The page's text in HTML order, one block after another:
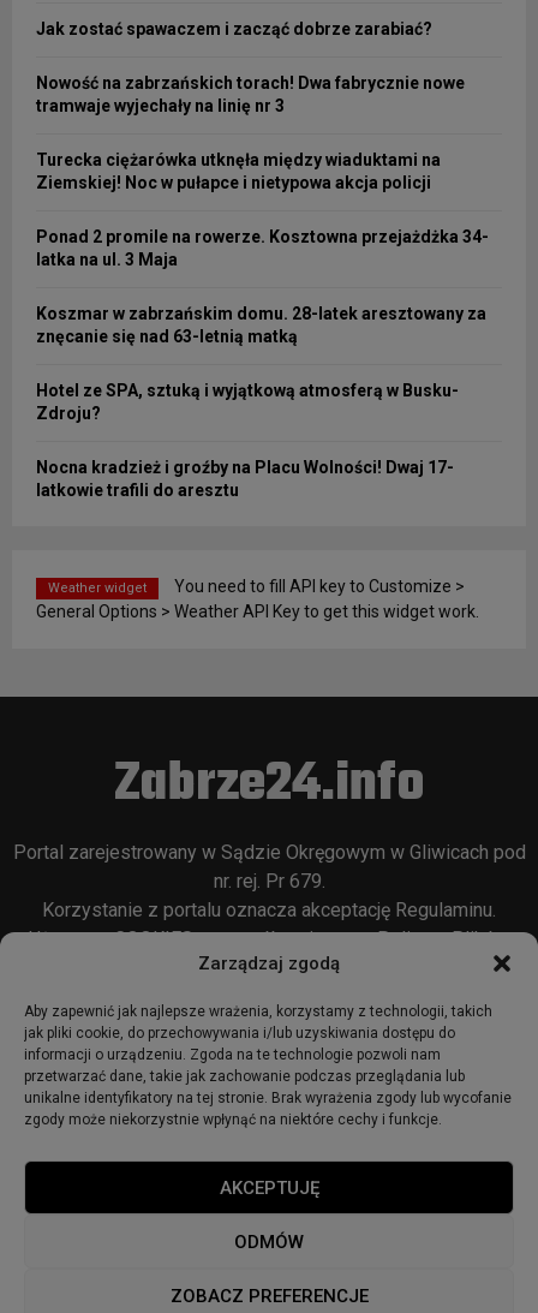
Zarządzaj zgodą
Aby zapewnić jak najlepsze wrażenia, korzystamy z technologii, takich
jak pliki cookie, do przechowywania i/lub uzyskiwania dostępu do
informacji o urządzeniu. Zgoda na te technologie pozwoli nam
przetwarzać dane, takie jak zachowanie podczas przeglądania lub
unikalne identyfikatory na tej stronie. Brak wyrażenia zgody lub wycofanie
zgody może niekorzystnie wpłynąć na niektóre cechy i funkcje.
AKCEPTUJĘ
ODMÓW
ZOBACZ PREFERENCJE
Jak zostać spawaczem i zacząć dobrze zarabiać?
Nowość na zabrzańskich torach! Dwa fabrycznie nowe
tramwaje wyjechały na linię nr 3
Turecka ciężarówka utknęła między wiaduktami na
Ziemskiej! Noc w pułapce i nietypowa akcja policji
Ponad 2 promile na rowerze. Kosztowna przejażdżka 34-
latka na ul. 3 Maja
Koszmar w zabrzańskim domu. 28-latek aresztowany za
znęcanie się nad 63-letnią matką
Hotel ze SPA, sztuką i wyjątkową atmosferą w Busku-
Zdroju?
Nocna kradzież i groźby na Placu Wolności! Dwaj 17-
latkowie trafili do aresztu
Weather widget
You need to fill API key to Customize >
General Options > Weather API Key to get this widget work.
Zabrze24.info
Portal zarejestrowany w Sądzie Okręgowym w Gliwicach pod
nr. rej. Pr 679.
Korzystanie z portalu oznacza akceptację Regulaminu.
Używamy COOKIES w sposób opisany wPolityce Plików
Cookie
© 2018 - zabrze24.info.
Polityka Prywatności
Polityka cookies